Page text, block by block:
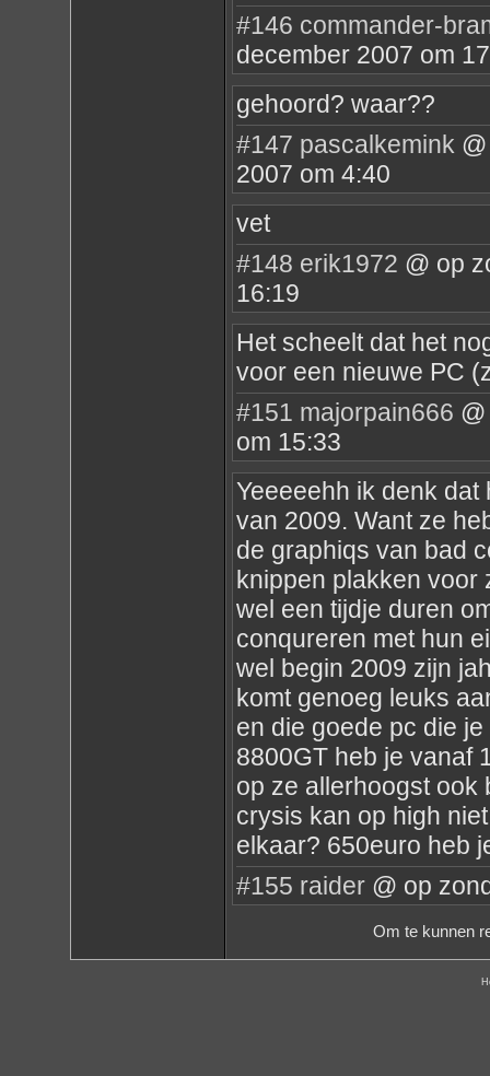
#146 commander-
december 2007 om
gehoord? waar??
#147 pascalkemink
2007 om 4:40
vet
#148 erik1972 @ op
16:19
Het scheelt dat het
voor een nieuwe PC
#151 majorpain666
om 15:33
Yeeeeehh ik denk
van 2009. Want ze
de graphiqs van bad
knippen plakken voor
wel een tijdje duren
conqureren met hun
wel begin 2009 zijn
komt genoeg leuks
en die goede pc die
8800GT heb je vanaf
op ze allerhoogst ook
crysis kan op high
elkaar? 650euro heb
#155 raider @ op
Om te kunnen